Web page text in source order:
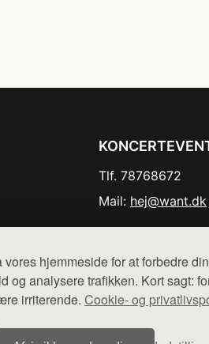
hjemmeside for at forbedre
og analysere trafikken. Kort sagt:
irriterende. Cookie- og
Tlf. 78768672
Mail: hej@want.dk
sælges ikke varer fra denne side - vi